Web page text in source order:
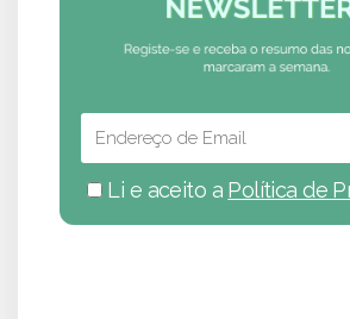
Li e aceito a Política de